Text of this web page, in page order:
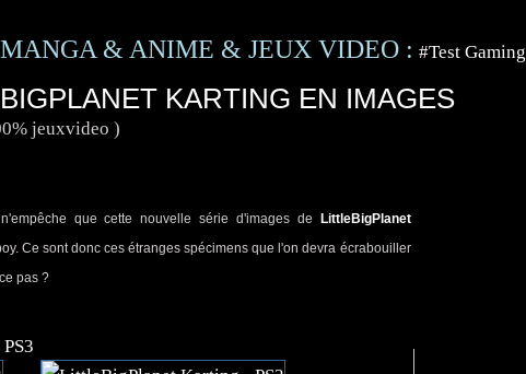
& ANIME & JEUX VIDEO : #Test Gaming
KARTING EN IMAGES
jeuxvideo )
que cette nouvelle série d'images de LittleBigPlanet
Ce sont donc ces étranges spécimens que l'on devra écrabouiller
pas ?